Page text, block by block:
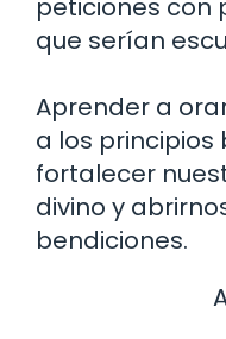
peticiones con
que serían
Aprender a
a los
fortalecer
divino y
bendiciones.